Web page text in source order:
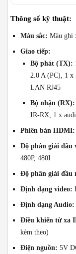
Thông số kỹ thuật:
Màu sắc: Màu ghi
Giao tiếp:
Bộ phát (TX):
2.0 A (PC), 1
LAN RJ45
Bộ nhận (RX):
IR-RX, 1 x
Phiên bản HDMI:
Độ phân giải đầu
480P, 480I
Độ phân giải đầu
Định dạng video:
Định dạng Audio:
Điều khiển từ xa
kèm theo)
Điện nguồn: 5V